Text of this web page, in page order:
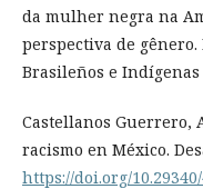
da mulher negra na
perspectiva de
Brasileños e
Castellanos Guerrero,
racismo en México.
https://doi.org/